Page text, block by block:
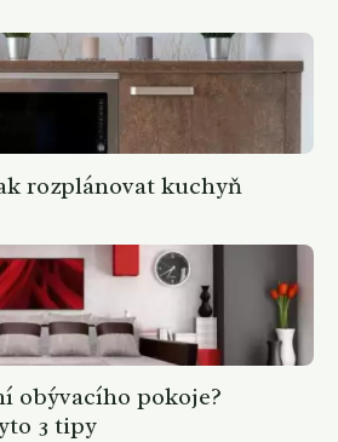
rozplánovat kuchyň
obývacího pokoje?
3 tipy